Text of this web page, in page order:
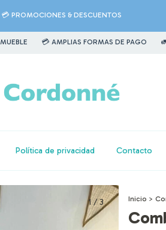
💳 PROMOCIONES & DESCUENTOS
💳 AMPLIAS FORMAS DE PAGO 🚛 🛠️ ENVÍOS
Política de privacidad Contacto
1/3 Inicio >